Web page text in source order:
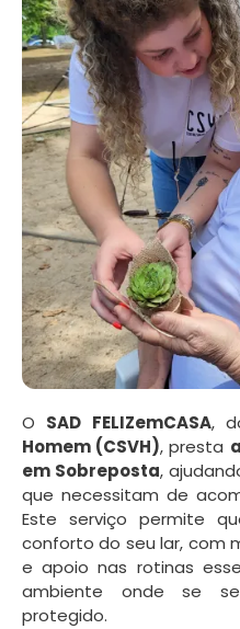
O SAD FELIZemCASA,
Homem (CSVH), presta
em Sobreposta,
que necessitam de
Este serviço permite
conforto do seu lar, com
e apoio nas rotinas
ambiente onde se
protegido.